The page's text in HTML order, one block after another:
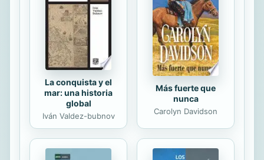
música cinematográfica pasa a ser un
asunto real, vivo y encarnado en las
películas, pero que a la vez ...
La conquista y el
mar: una historia
global
Iván Valdez-bubnov
Más fuerte que
nunca
Carolyn Davidson